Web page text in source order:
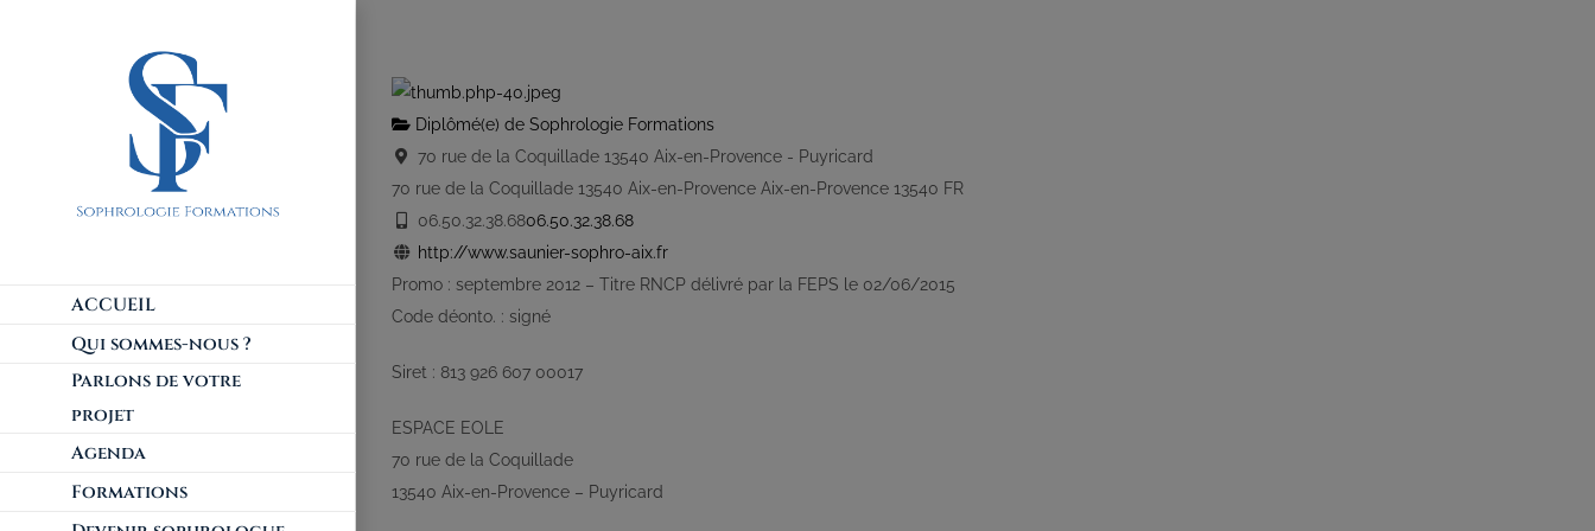
ACCUEIL
Qui sommes-nous ?
Parlons de votre
projet
Agenda
Formations
Diplômé(e) de Sophrologie Formations
70 rue de la Coquillade 13540 Aix-en-Provence - Puyricard
70 rue de la Coquillade 13540 Aix-en-Provence Aix-en-Provence 13540 FR
06.50.32.38.6806.50.32.38.68
http://www.saunier-sophro-aix.fr
Promo : septembre 2012 – Titre RNCP délivré par la FEPS le 02/06/2015
Code déonto. : signé
Siret : 813 926 607 00017
ESPACE EOLE
70 rue de la Coquillade
13540 Aix-en-Provence – Puyricard